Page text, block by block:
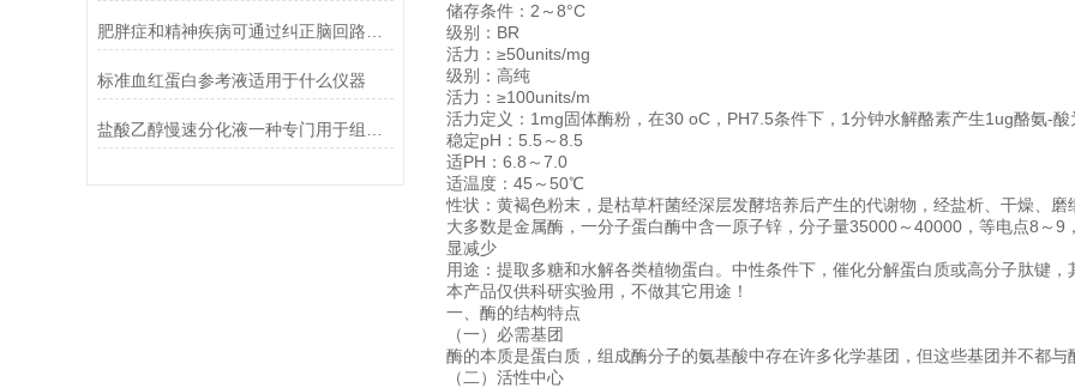
标准血红蛋白参考液适用于什么仪器
储存条件：2～8°C
级别：BR
活力：≥50units/mg
级别：高纯
活力：≥100units/m
活力定义：1mg固体酶粉，在30 oC，PH7.5条件下，1分钟水解酪素产生1ug酪氨-
稳定pH：5.5～8.5
适PH：6.8～7.0
适温度：45～50℃
性状：黄褐色粉末，是枯草杆菌经深层发酵培养后产生的代谢物，经盐析、干燥、
大多数是金属酶，一分子蛋白酶中含一原子锌，分子量35000～40000，等电点8～
显减少
用途：提取多糖和水解各类植物蛋白。中性条件下，催化分解蛋白质或高分子肽键
本产品仅供科研实验用，不做其它用途！
一、酶的结构特点
（一）必需基团
酶的本质是蛋白质，组成酶分子的氨基酸中存在许多化学基团，但这些基团并不都
（二）活性中心